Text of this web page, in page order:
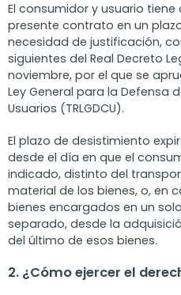
El consumidor y usuario
presente contrato en un
necesidad de justificación,
siguientes del Real Decreto
noviembre, por el que se
Ley General para la Defensa
Usuarios (TRLGDCU).
El plazo de desistimiento
desde el día en que el
indicado, distinto del
material de los bienes, o, en
bienes encargados en un
separado, desde la
del último de esos bienes.
2. ¿Cómo ejercer el